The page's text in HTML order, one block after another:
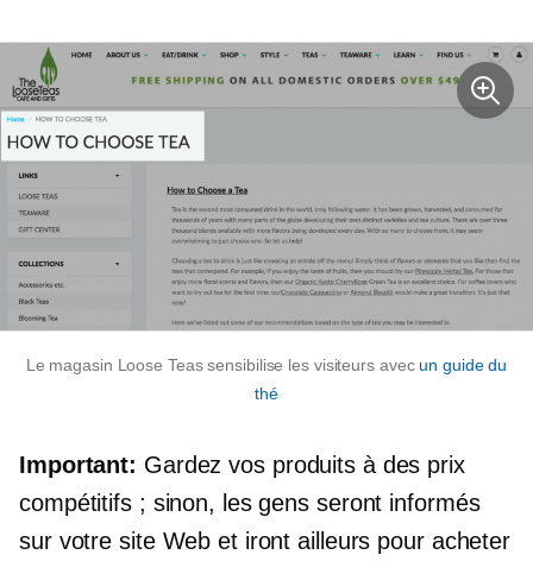
Le magasin Loose Teas sensibilise les visiteurs avecun guide du
thé
Important: Gardez vos produits à des prix
compétitifs ; sinon, les gens seront informés
sur votre site Web et iront ailleurs pour acheter